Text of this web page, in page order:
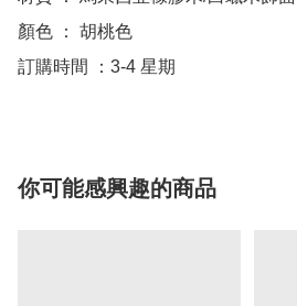
顏色 ： 胡桃色
訂購時間 ：3-4 星期
你可能感興趣的商品